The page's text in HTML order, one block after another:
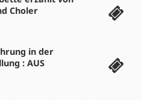
Choler
in der
: AUS